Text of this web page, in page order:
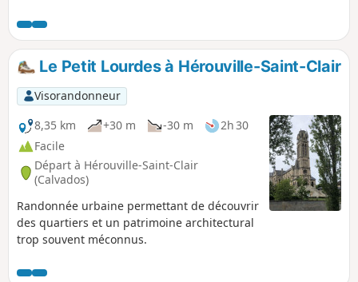
Le Petit Lourdes à Hérouville-Saint-Clair
Visorandonneur
8,35 km
+30 m -30 m
2h 30
Facile
Départ à Hérouville-Saint-Clair
(Calvados)
Randonnée urbaine permettant de découvrir
des quartiers et un patrimoine architectural
trop souvent méconnus.